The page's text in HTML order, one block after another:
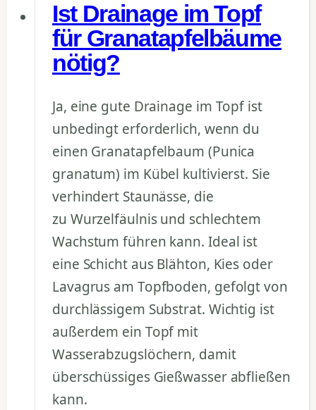
Ist Drainage im Topf
für Granatapfelbäume
nötig?
Ja, eine gute Drainage im Topf ist
unbedingt erforderlich, wenn du
einen Granatapfelbaum (Punica
granatum) im Kübel kultivierst. Sie
verhindert Staunässe, die
zu Wurzelfäulnis und schlechtem
Wachstum führen kann. Ideal ist
eine Schicht aus Blähton, Kies oder
Lavagrus am Topfboden, gefolgt von
durchlässigem Substrat. Wichtig ist
außerdem ein Topf mit
Wasserabzugslöchern, damit
überschüssiges Gießwasser abfließen
kann.